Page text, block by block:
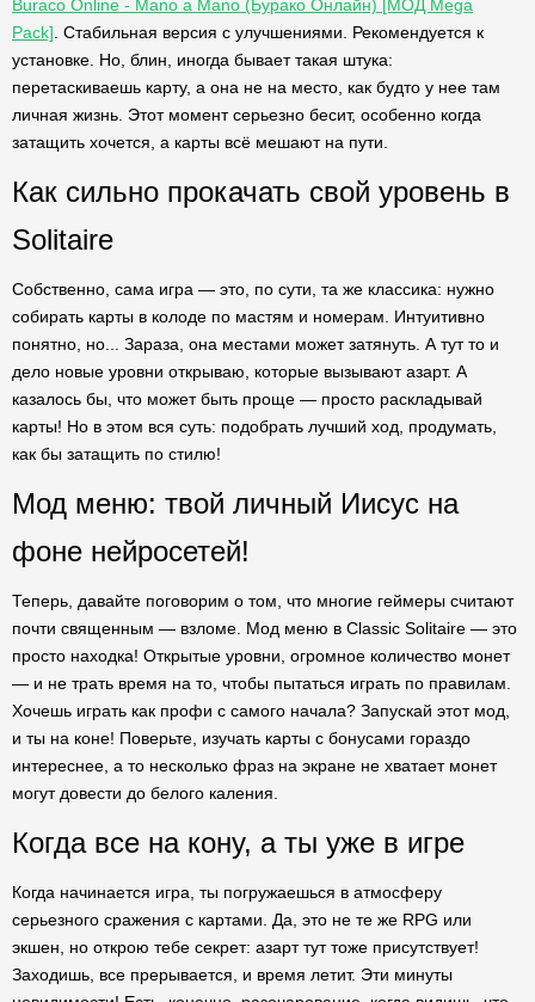
Buraco Online - Mano a Mano (Бурако Онлайн) [МОД Mega
Pack] . Стабильная версия с улучшениями. Рекомендуется к
установке. Но, блин, иногда бывает такая штука:
перетаскиваешь карту, а она не на место, как будто у нее там
личная жизнь. Этот момент серьезно бесит, особенно когда
затащить хочется, а карты всё мешают на пути.
Как сильно прокачать свой уровень в
Solitaire
Собственно, сама игра — это, по сути, та же классика: нужно
собирать карты в колоде по мастям и номерам. Интуитивно
понятно, но... Зараза, она местами может затянуть. А тут то и
дело новые уровни открываю, которые вызывают азарт. А
казалось бы, что может быть проще — просто раскладывай
карты! Но в этом вся суть: подобрать лучший ход, продумать,
как бы затащить по стилю!
Мод меню: твой личный Иисус на
фоне нейросетей!
Теперь, давайте поговорим о том, что многие геймеры считают
почти священным — взломе. Мод меню в Classic Solitaire — это
просто находка! Открытые уровни, огромное количество монет
— и не трать время на то, чтобы пытаться играть по правилам.
Хочешь играть как профи с самого начала? Запускай этот мод,
и ты на коне! Поверьте, изучать карты с бонусами гораздо
интереснее, а то несколько фраз на экране не хватает монет
могут довести до белого каления.
Когда все на кону, а ты уже в игре
Когда начинается игра, ты погружаешься в атмосферу
серьезного сражения с картами. Да, это не те же RPG или
экшен, но открою тебе секрет: азарт тут тоже присутствует!
Заходишь, все прерывается, и время летит. Эти минуты